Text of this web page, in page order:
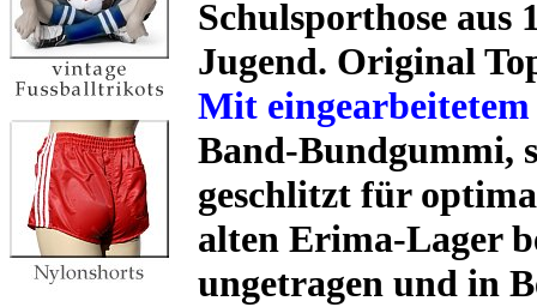
Schulsporthose
Jugend. Original
Mit
Band-Bundgummi,
geschlitzt für
alten Erima-Lager
ungetragen und in